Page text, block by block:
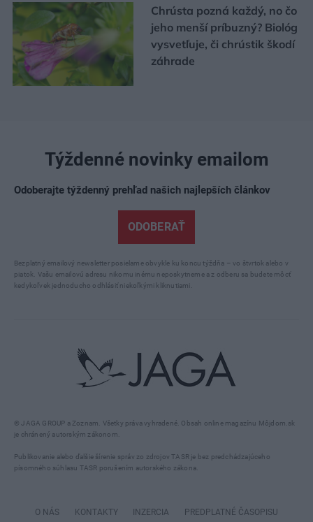
Chrústa pozná každý, no čo
jeho menší príbuzný? Biológ
vysvetľuje, či chrústik škodí
záhrade
© JAGA GROUP a Zoznam. Všetky práva vyhradené. Obsah online magazínu Môjdom.sk
je chránený autorským zákonom.
Publikovanie alebo ďalšie šírenie správ zo zdrojov TASR je bez predchádzajúceho
písomného súhlasu TASR porušením autorského zákona.
Týždenné novinky emailom
Odoberajte týždenný prehľad našich najlepších článkov
ODOBERAŤ
Bezplatný emailový newsletter posielame obvykle ku koncu týždňa – vo štvrtok alebo v
piatok. Vašu emailovú adresu nikomu inému neposkytneme a z odberu sa budete môcť
kedykoľvek jednoducho odhlásiť niekoľkými kliknutiami.
O NÁS KONTAKTY INZERCIA PREDPLATNÉ ČASOPISU